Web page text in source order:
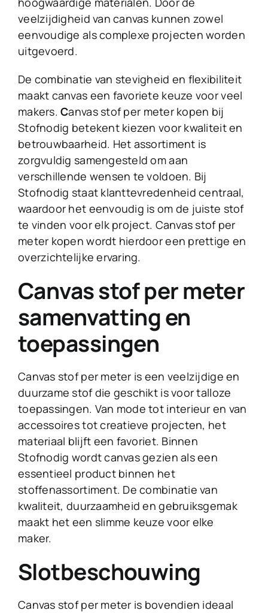
veelzijdigheid van canvas kunnen zowel
eenvoudige als complexe projecten worden
uitgevoerd.
De combinatie van stevigheid en flexibiliteit
maakt canvas een favoriete keuze voor veel
makers.Canvas stof per meter kopen bij
Stofnodig betekent kiezen voor kwaliteit en
betrouwbaarheid. Het assortiment is
zorgvuldig samengesteld om aan
verschillende wensen te voldoen. Bij
Stofnodig staat klanttevredenheid centraal,
waardoor het eenvoudig is om de juiste stof
te vinden voor elk project. Canvas stof per
meter kopen wordt hierdoor een prettige en
overzichtelijke ervaring.
Canvas stof per meter
samenvatting en
toepassingen
Canvas stof per meter is een veelzijdige en
duurzame stof die geschikt is voor talloze
toepassingen. Van mode tot interieur en van
accessoires tot creatieve projecten, het
materiaal blijft een favoriet. Binnen
Stofnodig wordt canvas gezien als een
essentieel product binnen het
stoffenassortiment. De combinatie van
kwaliteit, duurzaamheid en gebruiksgemak
maakt het een slimme keuze voor elke
maker.
Slotbeschouwing
Canvas stof per meter is bovendien ideaal